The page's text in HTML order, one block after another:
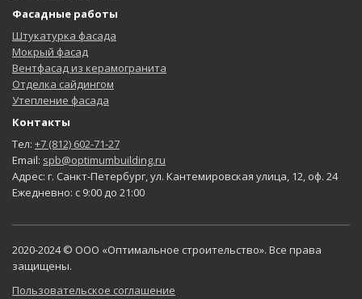
Фасадные работы
Штукатурка фасада
Мокрый фасад
Вентфасад из керамогранита
Отделка сайдингом
Утепление фасада
Контакты
Тел: +7 (812) 602-71-27
Email: spb@optimumbuilding.ru
Адрес: г. Санкт-Петербург, ул. Кантемировская улица, 12, оф. 24
Ежедневно: с 9:00 до 21:00
2020-2024 © ООО «Оптимальное строительство». Все права
защищены.
Пользовательское соглашение